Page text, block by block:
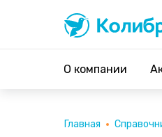
О компании
Главная